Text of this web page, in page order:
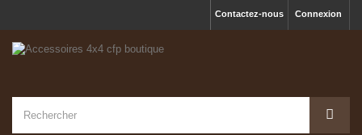
Connexion
Contactez-nous